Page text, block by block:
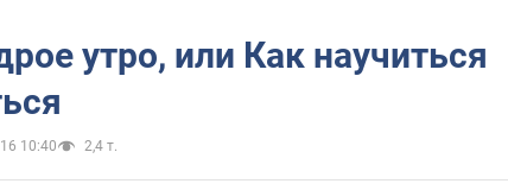
утро, или Как научиться
10:40 2,4 т.